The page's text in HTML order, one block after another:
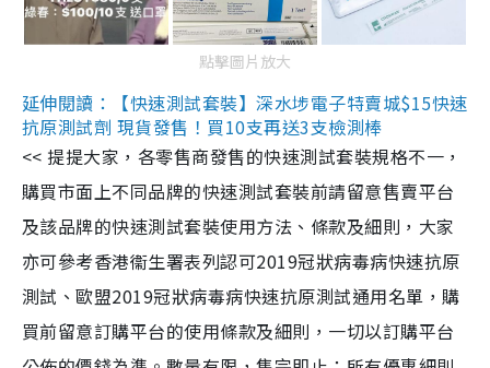
點擊圖片放大
延伸閱讀：【快速測試套裝】深水埗電子特賣城$15快速
抗原測試劑 現貨發售！買10支再送3支檢測棒
<< 提提大家，各零售商發售的快速測試套裝規格不一，
購買市面上不同品牌的快速測試套裝前請留意售賣平台
及該品牌的快速測試套裝使用方法、條款及細則，大家
亦可參考香港衞生署表列認可2019冠狀病毒病快速抗原
測試、歐盟2019冠狀病毒病快速抗原測試通用名單，購
買前留意訂購平台的使用條款及細則，一切以訂購平台